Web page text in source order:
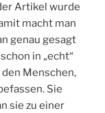
Artikel wurde
macht man
genau gesagt
in „echt“
Menschen,
Sie
sie zu einer